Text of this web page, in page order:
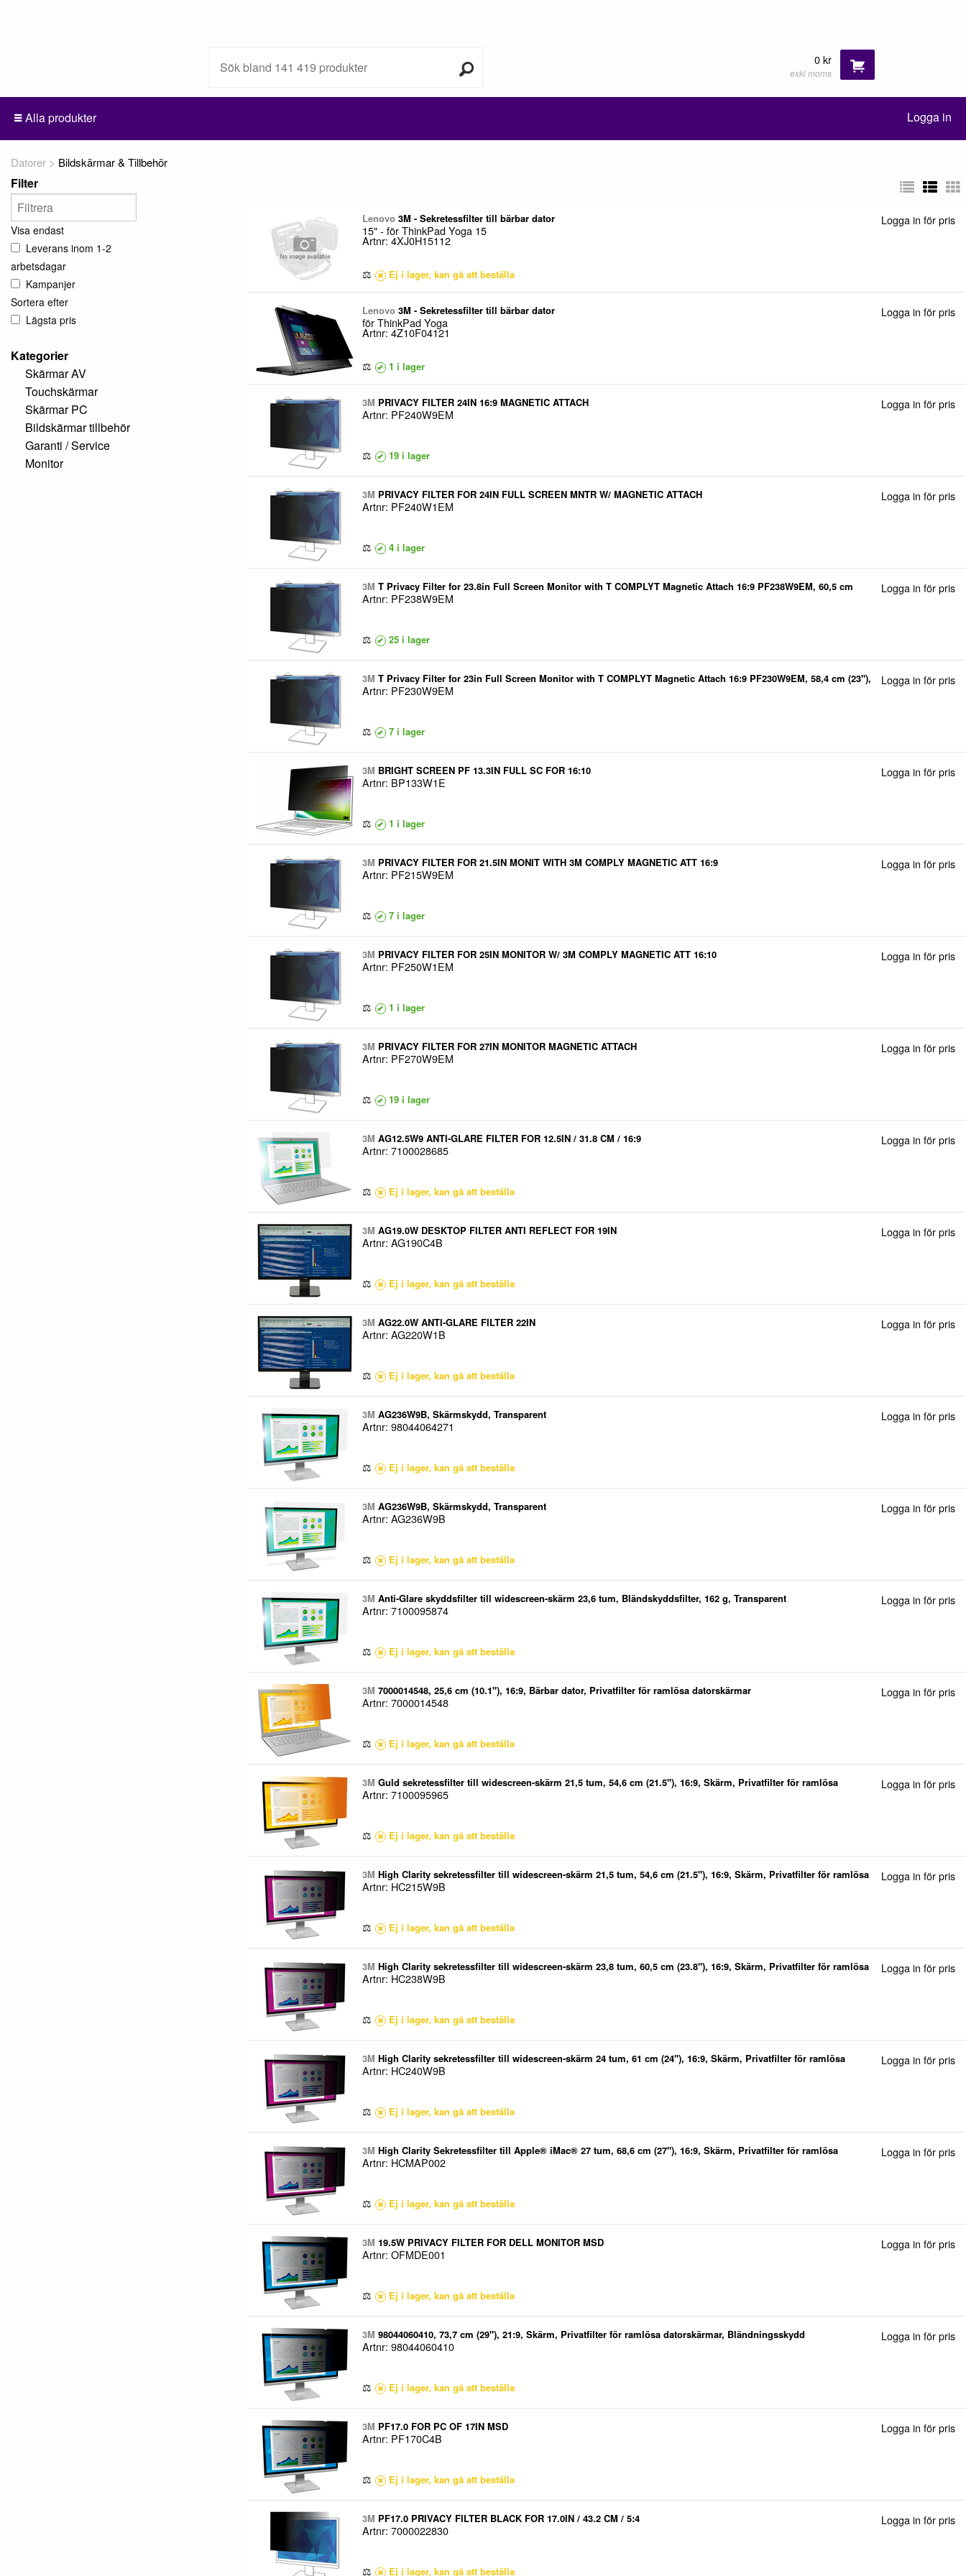
0 kr
exkl moms
Alla produkter Logga in
Datorer Bildskärmar & Tillbehör
Filter
Visa endast
Leverans inom 1-2
arbetsdagar
Kampanjer
Sortera efter
Lägsta pris
Kategorier
Skärmar AV
Touchskärmar
Skärmar PC
Bildskärmar tillbehör
Garanti / Service
Monitor
Lenovo 3M - Sekretessfilter till bärbar dator
15" - för ThinkPad Yoga 15
Artnr: 4XJ0H15112
Logga in för pris
⚖ Ej i lager, kan gå att beställa
Lenovo 3M - Sekretessfilter till bärbar dator
för ThinkPad Yoga
Artnr: 4Z10F04121
Logga in för pris
⚖ 1 i lager
3M PRIVACY FILTER 24IN 16:9 MAGNETIC ATTACH
Artnr: PF240W9EM
Logga in för pris
⚖ 19 i lager
3M PRIVACY FILTER FOR 24IN FULL SCREEN MNTR W/ MAGNETIC ATTACH
Artnr: PF240W1EM
Logga in för pris
⚖ 4 i lager
3M T Privacy Filter for 23.8in Full Screen Monitor with T COMPLYT Magnetic Attach 16:9 PF238W9EM, 60,5 cm
(23.8"), 16:9, Skärm, Privatfilter för ramlösa datorskärmar, Bländningsskydd, Avskildhet, 100,69750614 g
Artnr: PF238W9EM
Logga in för pris
⚖ 25 i lager
3M T Privacy Filter for 23in Full Screen Monitor with T COMPLYT Magnetic Attach 16:9 PF230W9EM, 58,4 cm (23"),
16:9, Skärm, Privatfilter för ramlösa datorskärmar, Bländningsskydd, Avskildhet, 94,34721296 g
Artnr: PF230W9EM
Logga in för pris
⚖ 7 i lager
3M BRIGHT SCREEN PF 13.3IN FULL SC FOR 16:10
Artnr: BP133W1E
Logga in för pris
⚖ 1 i lager
3M PRIVACY FILTER FOR 21.5IN MONIT WITH 3M COMPLY MAGNETIC ATT 16:9
Artnr: PF215W9EM
Logga in för pris
⚖ 7 i lager
3M PRIVACY FILTER FOR 25IN MONITOR W/ 3M COMPLY MAGNETIC ATT 16:10
Artnr: PF250W1EM
Logga in för pris
⚖ 1 i lager
3M PRIVACY FILTER FOR 27IN MONITOR MAGNETIC ATTACH
Artnr: PF270W9EM
Logga in för pris
⚖ 19 i lager
3M AG12.5W9 ANTI-GLARE FILTER FOR 12.5IN / 31.8 CM / 16:9
Artnr: 7100028685
Logga in för pris
⚖ Ej i lager, kan gå att beställa
3M AG19.0W DESKTOP FILTER ANTI REFLECT FOR 19IN
Artnr: AG190C4B
Logga in för pris
⚖ Ej i lager, kan gå att beställa
3M AG22.0W ANTI-GLARE FILTER 22IN
Artnr: AG220W1B
Logga in för pris
⚖ Ej i lager, kan gå att beställa
3M AG236W9B, Skärmskydd, Transparent
Artnr: 98044064271
Logga in för pris
⚖ Ej i lager, kan gå att beställa
3M AG236W9B, Skärmskydd, Transparent
Artnr: AG236W9B
Logga in för pris
⚖ Ej i lager, kan gå att beställa
3M Anti-Glare skyddsfilter till widescreen-skärm 23,6 tum, Bländskyddsfilter, 162 g, Transparent
Artnr: 7100095874
Logga in för pris
⚖ Ej i lager, kan gå att beställa
3M 7000014548, 25,6 cm (10.1"), 16:9, Bärbar dator, Privatfilter för ramlösa datorskärmar
Artnr: 7000014548
Logga in för pris
⚖ Ej i lager, kan gå att beställa
3M Guld sekretessfilter till widescreen-skärm 21,5 tum, 54,6 cm (21.5"), 16:9, Skärm, Privatfilter för ramlösa
datorskärmar, Avskildhet, 82 g
Artnr: 7100095965
Logga in för pris
⚖ Ej i lager, kan gå att beställa
3M High Clarity sekretessfilter till widescreen-skärm 21,5 tum, 54,6 cm (21.5"), 16:9, Skärm, Privatfilter för ramlösa
datorskärmar, Glansigt, Avskildhet
Artnr: HC215W9B
Logga in för pris
⚖ Ej i lager, kan gå att beställa
3M High Clarity sekretessfilter till widescreen-skärm 23,8 tum, 60,5 cm (23.8"), 16:9, Skärm, Privatfilter för ramlösa
datorskärmar, Glansigt, Avskildhet
Artnr: HC238W9B
Logga in för pris
⚖ Ej i lager, kan gå att beställa
3M High Clarity sekretessfilter till widescreen-skärm 24 tum, 61 cm (24"), 16:9, Skärm, Privatfilter för ramlösa
datorskärmar, Glansigt, Avskildhet
Artnr: HC240W9B
Logga in för pris
⚖ Ej i lager, kan gå att beställa
3M High Clarity Sekretessfilter till Apple® iMac® 27 tum, 68,6 cm (27"), 16:9, Skärm, Privatfilter för ramlösa
datorskärmar, Glansigt, 157 g
Artnr: HCMAP002
Logga in för pris
⚖ Ej i lager, kan gå att beställa
3M 19.5W PRIVACY FILTER FOR DELL MONITOR MSD
Artnr: OFMDE001
Logga in för pris
⚖ Ej i lager, kan gå att beställa
3M 98044060410, 73,7 cm (29"), 21:9, Skärm, Privatfilter för ramlösa datorskärmar, Bländningsskydd
Artnr: 98044060410
Logga in för pris
⚖ Ej i lager, kan gå att beställa
3M PF17.0 FOR PC OF 17IN MSD
Artnr: PF170C4B
Logga in för pris
⚖ Ej i lager, kan gå att beställa
3M PF17.0 PRIVACY FILTER BLACK FOR 17.0IN / 43.2 CM / 5:4
Artnr: 7000022830
Logga in för pris
⚖ Ej i lager, kan gå att beställa